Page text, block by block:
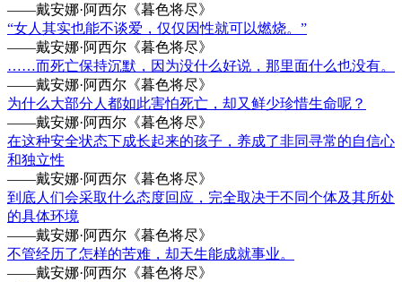
——戴安娜·阿西尔《暮色将尽》
“女人其实也能不谈爱，仅仅因性就可以燃烧。”
——戴安娜·阿西尔《暮色将尽》
……而死亡保持沉默，因为没什么好说，那里面什么也没有。
——戴安娜·阿西尔《暮色将尽》
为什么大部分人都如此害怕死亡，却又鲜少珍惜生命呢？
——戴安娜·阿西尔《暮色将尽》
在这种安全状态下成长起来的孩子，养成了非同寻常的自信心
和独立性
——戴安娜·阿西尔《暮色将尽》
到底人们会采取什么态度回应，完全取决于不同个体及其所处
的具体环境
——戴安娜·阿西尔《暮色将尽》
不管经历了怎样的苦难，却天生能成就事业。
——戴安娜·阿西尔《暮色将尽》